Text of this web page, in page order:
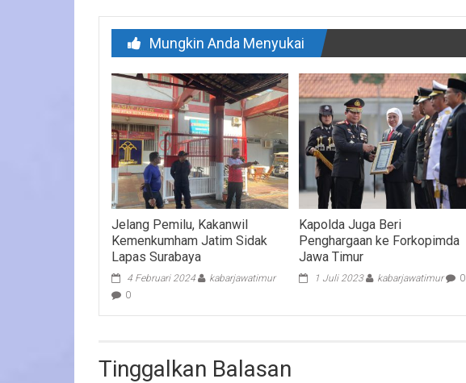
Mungkin Anda Menyukai
Jelang Pemilu, Kakanwil
Kemenkumham Jatim Sidak
Lapas Surabaya
4 Februari 2024
kabarjawatimur
0
Kapolda Juga Beri
Penghargaan ke Forkopimda
Jawa Timur
1 Juli 2023 kabarjawatimur 0
Tinggalkan Balasan